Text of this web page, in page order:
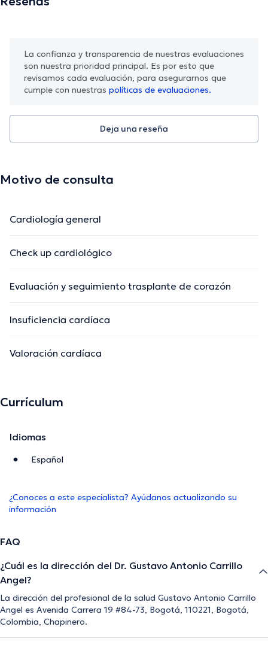
La confianza y transparencia de nuestras evaluaciones
son nuestra prioridad principal. Es por esto que
revisamos cada evaluación, para asegurarnos que
cumple con nuestras políticas de evaluaciones.
Deja una reseña
Motivo de consulta
Cardiología general
Check up cardiológico
Evaluación y seguimiento trasplante de corazón
Insuficiencia cardíaca
Valoración cardíaca
Currículum
Idiomas
Español
¿Conoces a este especialista? Ayúdanos actualizando su
información
FAQ
¿Cuál es la dirección del Dr. Gustavo Antonio Carrillo
Angel?
La dirección del profesional de la salud Gustavo Antonio Carrillo
Angel es Avenida Carrera 19 #84-73, Bogotá, 110221, Bogotá,
Colombia, Chapinero.